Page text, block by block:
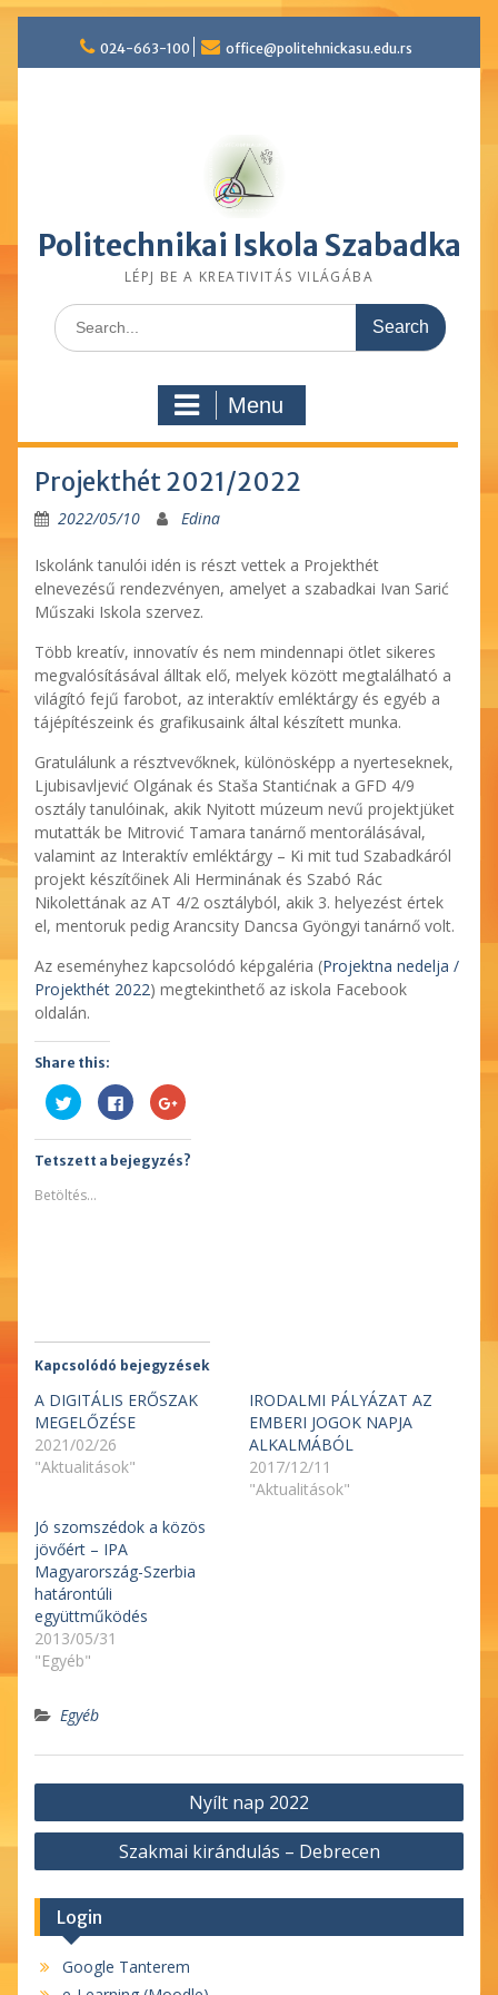
content
024-663-100 office@politehnickasu.edu.rs
Politechnikai Iskola Szabadka
LÉPJ BE A KREATIVITÁS VILÁGÁBA
Search
for:
Menu
Projekthét 2021/2022
2022/05/10 Edina
Iskolánk tanulói idén is részt vettek a Projekthét
elnevezésű rendezvényen, amelyet a szabadkai Ivan Sarić
Műszaki Iskola szervez.
Több kreatív, innovatív és nem mindennapi ötlet sikeres
megvalósításával álltak elő, melyek között megtalálható a
világító fejű farobot, az interaktív emléktárgy és egyéb a
tájépítészeink és grafikusaink által készített munka.
Gratulálunk a résztvevőknek, különösképp a nyerteseknek,
Ljubisavljević Olgának és Staša Stantićnak a GFD 4/9
osztály tanulóinak, akik Nyitott múzeum nevű projektjüket
mutatták be Mitrović Tamara tanárnő mentorálásával,
valamint az Interaktív emléktárgy – Ki mit tud Szabadkáról
projekt készítőinek Ali Herminának és Szabó Rác
Nikolettának az AT 4/2 osztályból, akik 3. helyezést értek
el, mentoruk pedig Arancsity Dancsa Gyöngyi tanárnő volt.
Az eseményhez kapcsolódó képgaléria (Projektna nedelja /
Projekthét 2022) megtekinthető az iskola Facebook
oldalán.
Share this:
Kattints
ide
Twitter-
en
való
ablakban
nyílik
Facebookon
való
megosztáshoz
kattintás
ide.
(Új
Megosztás
a
plusszon(Új
ablakban
nyílik
Tetszett a bejegyzés?
Betöltés...
Kapcsolódó bejegyzések
A DIGITÁLIS ERŐSZAK
MEGELŐZÉSE
2021/02/26
"Aktualitások"
IRODALMI PÁLYÁZAT AZ
EMBERI JOGOK NAPJA
ALKALMÁBÓL
2017/12/11
"Aktualitások"
Jó szomszédok a közös
jövőért – IPA
Magyarország-Szerbia
határontúli
együttműködés
2013/05/31
"Egyéb"
Egyéb
Bejegyzés
navigáció
Nyílt nap 2022
Szakmai kirándulás – Debrecen
Login
Google Tanterem